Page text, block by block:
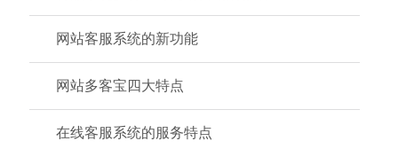
网站客服系统的新功能
网站多客宝四大特点
在线客服系统的服务特点